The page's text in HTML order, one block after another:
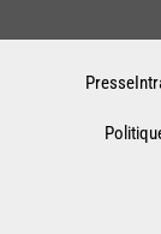
Presse